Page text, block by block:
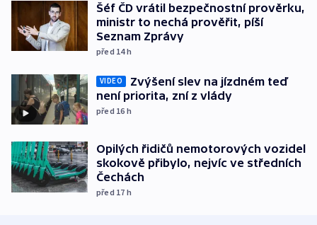
Šéf ČD vrátil bezpečnostní prověrku,
ministr to nechá prověřit, píší
Seznam Zprávy
před 14h
VIDEO
Zvýšení slev na jízdném teď
není priorita, zní z vlády
před 16 h
Opilých řidičů nemotorových vozidel
skokově přibylo, nejvíc ve středních
Čechách
před 17 h